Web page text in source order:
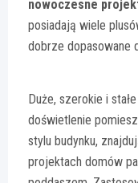
nowoczesne
posiadają wiele
dobrze dopasowane
Duże, szerokie i
doświetlenie
stylu budynku,
projektach domów